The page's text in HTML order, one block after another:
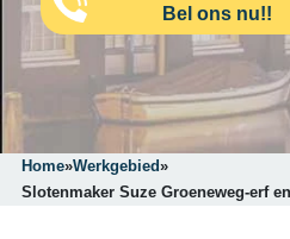
Bel ons nu!!
Home»Werkgebied»
Slotenmaker Suze Groeneweg-erf